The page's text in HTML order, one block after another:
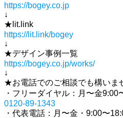
https://bogey.co.jp
↓
★lit.link
https://lit.link/bogey
↓
★デザイン事例一覧
https://bogey.co.jp/works/
↓
★お電話でのご相談でも構い
・フリーダイヤル：月〜金9:00
0120-89-1343
・代表電話：月〜金・9:00〜